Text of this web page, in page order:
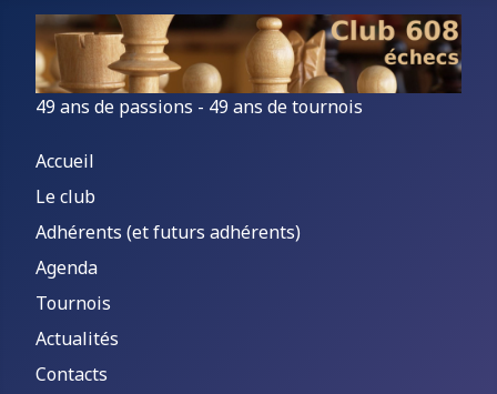
49 ans de passions - 49 ans de tournois
Accueil
Le club
Adhérents (et futurs adhérents)
Agenda
Tournois
Actualités
Contacts